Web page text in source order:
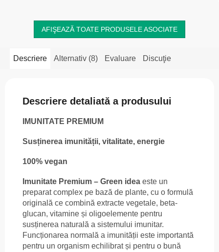
AFIŞEAZĂ TOATE PRODUSELE ASOCIATE
Descriere Alternativ (8) Evaluare Discuţie
Descriere detaliată a produsului
IMUNITATE PREMIUM
Susținerea imunității, vitalitate, energie
100% vegan
Imunitate Premium – Green idea este un
preparat complex pe bază de plante, cu o formulă
originală ce combină extracte vegetale, beta-
glucan, vitamine și oligoelemente pentru
susținerea naturală a sistemului imunitar.
Funcționarea normală a imunității este importantă
pentru un organism echilibrat și pentru o bună